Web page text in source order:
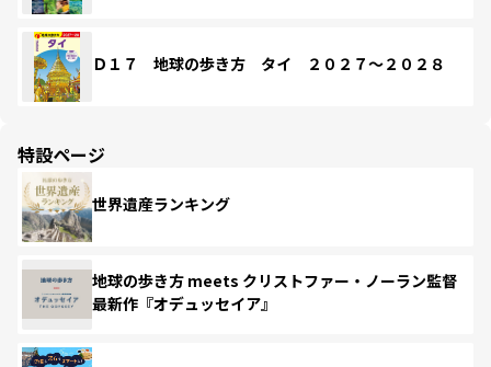
Ｄ１７ 地球の歩き方 タイ ２０２７～２０２８
特設ページ
世界遺産ランキング
地球の歩き方 meets クリストファー・ノーラン監督
最新作『オデュッセイア』